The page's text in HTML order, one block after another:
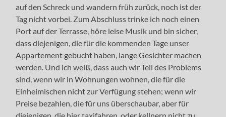
auf den Schreck und wandern früh zurück, noch ist der
Tag nicht vorbei. Zum Abschluss trinke ich noch einen
Port auf der Terrasse, höre leise Musik und bin sicher,
dass diejenigen, die für die kommenden Tage unser
Appartement gebucht haben, lange Gesichter machen
werden. Und ich weiß, dass auch wir Teil des Problems
sind, wenn wir in Wohnungen wohnen, die für die
Einheimischen nicht zur Verfügung stehen; wenn wir
Preise bezahlen, die für uns überschaubar, aber für